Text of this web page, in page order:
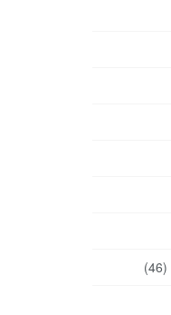
(46)